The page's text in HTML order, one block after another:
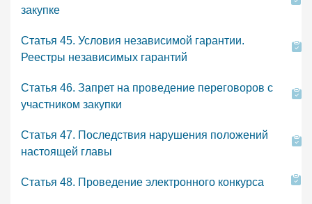
закупке
Статья 45. Условия независимой гарантии.
Реестры независимых гарантий
Статья 46. Запрет на проведение переговоров с
участником закупки
Статья 47. Последствия нарушения положений
настоящей главы
Статья 48. Проведение электронного конкурса